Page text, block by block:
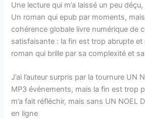
Une lecture qui m’a laissé un peu
Un roman qui epub par moments,
cohérence globale livre numérique de
satisfaisante : la fin est trop abrupte et
roman qui brille par sa complexité et
J’ai l’auteur surpris par la tournure UN
MP3 événements, mais la fin est trop
m’a fait réfléchir, mais sans UN NOEL
en ligne